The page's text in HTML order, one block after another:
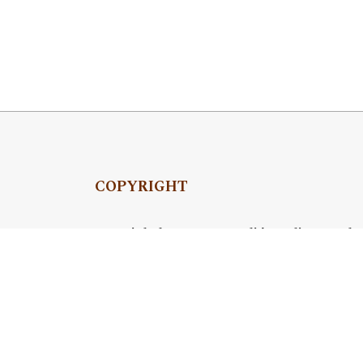
COPYRIGHT
Copyright by Instytut Studiów Politycznych